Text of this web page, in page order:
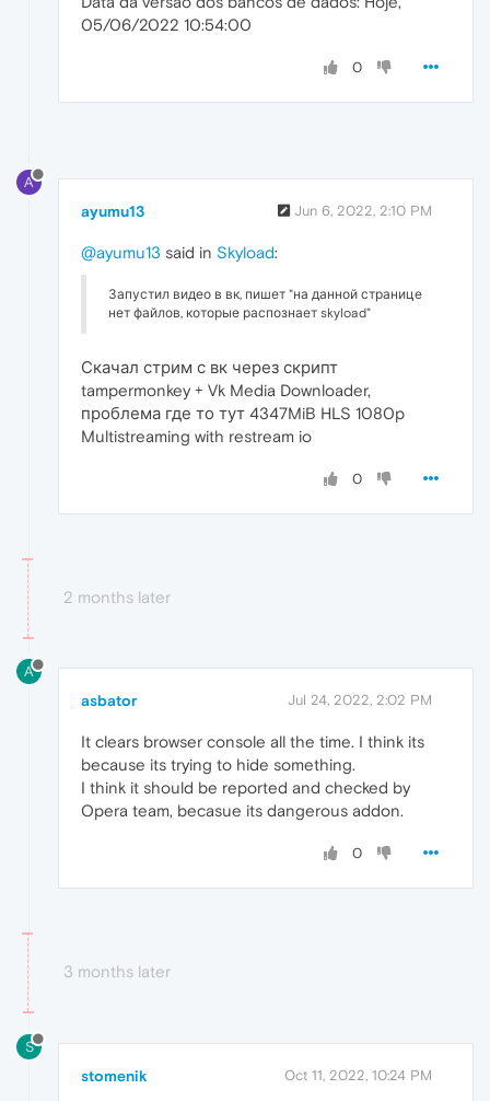
05/06/2022 10:54:00
0
A
ayumu13 Jun 6, 2022, 2:10 PM
@ayumu13 said in Skyload:
Запустил видео в вк, пишет "на данной странице
нет файлов, которые распознает skyload"
Скачал стрим с вк через скрипт
tampermonkey + Vk Media Downloader,
проблема где то тут 4347MiB HLS 1080p
Multistreaming with restream io
0
2 months later
A
asbator Jul 24, 2022, 2:02 PM
It clears browser console all the time. I think its
because its trying to hide something.
I think it should be reported and checked by
Opera team, becasue its dangerous addon.
0
3 months later
S
stomenik Oct 11, 2022, 10:24 PM